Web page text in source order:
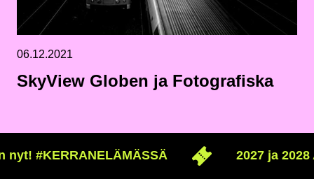
06.12.2021
SkyView Globen ja Fotografiska
nyt! #KERRANELÄMÄSSÄ 2027 ja